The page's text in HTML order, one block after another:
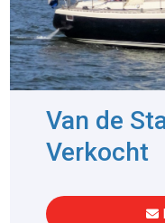
Van de
Verkocht